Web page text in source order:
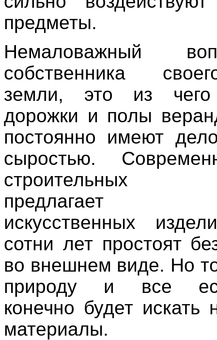
предметы.
Немаловажный
собственника
земли, это из чего
дорожки и полы
постоянно имеют
сыростью.
строительных
предлагает
искусственных
сотни лет простоят
во внешнем виде. Но
природу и все
конечно будет искать
материалы.